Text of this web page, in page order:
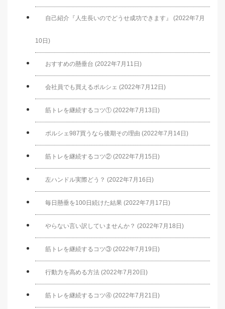
自己紹介『人生長いのでどうせ成功できます』 (2022年7月
10日)
おすすめの懸垂台 (2022年7月11日)
会社員でも買えるポルシェ (2022年7月12日)
筋トレを継続するコツ① (2022年7月13日)
ポルシェ987買うなら後期その理由 (2022年7月14日)
筋トレを継続するコツ② (2022年7月15日)
左ハンドル実際どう？ (2022年7月16日)
毎日懸垂を100日続けた結果 (2022年7月17日)
やらない言い訳していませんか？ (2022年7月18日)
筋トレを継続するコツ③ (2022年7月19日)
行動力を高める方法 (2022年7月20日)
筋トレを継続するコツ④ (2022年7月21日)